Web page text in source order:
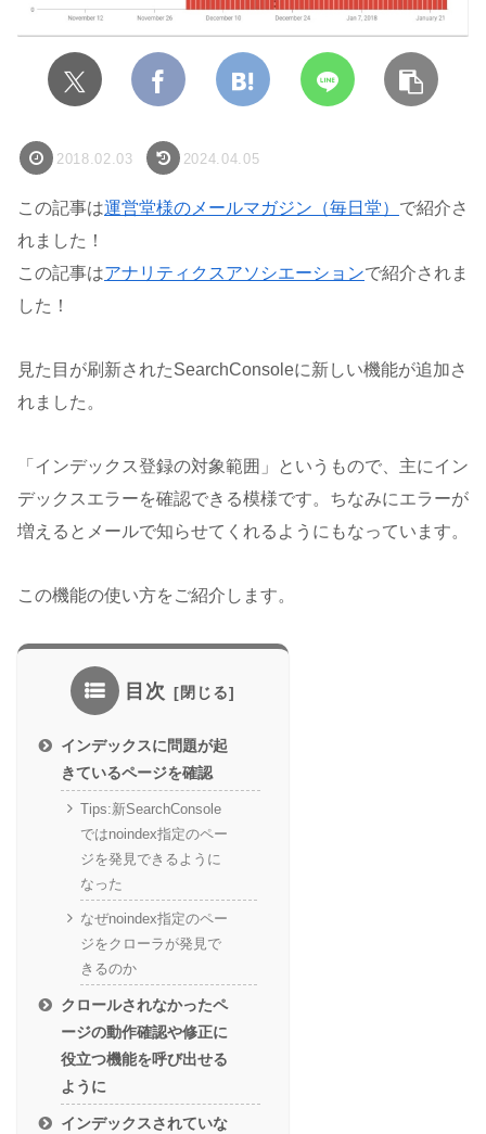
2018.02.03 2024.04.05
この記事は運営堂様のメールマガジン（毎日堂） で紹介さ
れました！
この記事はアナリティクスアソシエーションで紹介されま
した！
見た目が刷新されたSearchConsoleに新しい機能が追加さ
れました。
「インデックス登録の対象範囲」というもので、主にイン
デックスエラーを確認できる模様です。ちなみにエラーが
増えるとメールで知らせてくれるようにもなっています。
この機能の使い方をご紹介します。
目次
インデックスに問題が起
きているページを確認
Tips:新SearchConsole
ではnoindex指定のペー
ジを発見できるように
なった
なぜnoindex指定のペー
ジをクローラが発見で
きるのか
クロールされなかったペ
ージの動作確認や修正に
役立つ機能を呼び出せる
ように
インデックスされていな